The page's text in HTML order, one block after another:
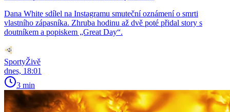
Dana White sdílel na Instagramu smuteční oznámení o smrti
vlastního zápasníka. Zhruba hodinu až dvě poté přidal story s
doutníkem a popiskem „Great Day“.
SportyŽivě
dnes, 18:01
3 min